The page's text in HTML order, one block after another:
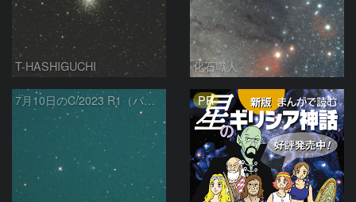
T-HASHIGUCHI 化石職人
7月10日のC/2023 R1（パンスターズ彗星） PR